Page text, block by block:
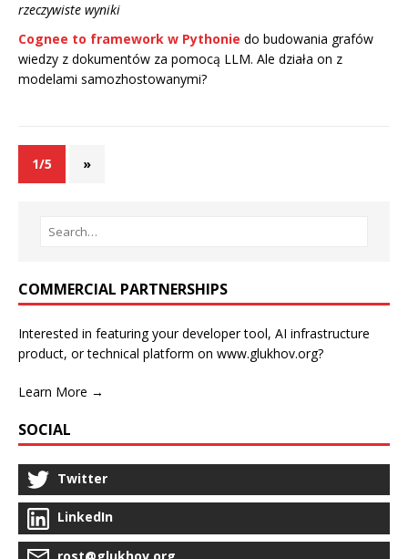
rzeczywiste wyniki
Cognee to framework w Pythonie do budowania grafów
wiedzy z dokumentów za pomocą LLM. Ale działa on z
modelami samozhostowanymi?
1/5 »
COMMERCIAL PARTNERSHIPS
Interested in featuring your developer tool, AI infrastructure
product, or technical platform on www.glukhov.org?
Learn More →
SOCIAL
Twitter
LinkedIn
rost@glukhov.org